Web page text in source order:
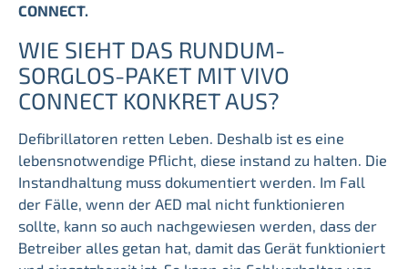
CONNECT.
WIE SIEHT DAS RUNDUM-
SORGLOS-PAKET MIT VIVO
CONNECT KONKRET AUS?
Defibrillatoren retten Leben. Deshalb ist es eine
lebensnotwendige Pflicht, diese instand zu halten. Die
Instandhaltung muss dokumentiert werden. Im Fall
der Fälle, wenn der AED mal nicht funktionieren
sollte, kann so auch nachgewiesen werden, dass der
Betreiber alles getan hat, damit das Gerät funktioniert